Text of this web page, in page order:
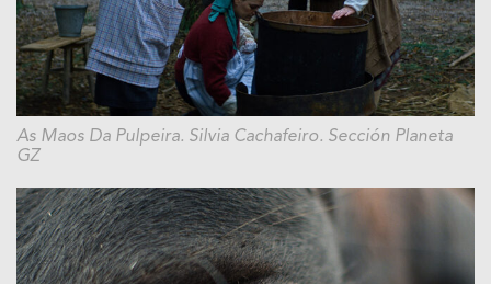
As Maos Da Pulpeira. Silvia Cachafeiro. Sección Planeta
GZ